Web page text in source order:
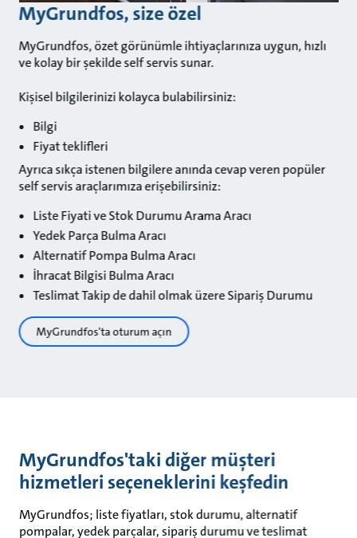
MyGrundfos, size özel
MyGrundfos, özet görünümle ihtiyaçlarınıza uygun, hızlı
ve kolay bir şekilde self servis sunar.
Kişisel bilgilerinizi kolayca bulabilirsiniz:
Bilgi
Fiyat teklifleri
Ayrıca sıkça istenen bilgilere anında cevap veren popüler
self servis araçlarımıza erişebilirsiniz:
Liste Fiyati ve Stok Durumu Arama Aracı
Yedek Parça Bulma Aracı
Alternatif Pompa Bulma Aracı
İhracat Bilgisi Bulma Aracı
Teslimat Takip de dahil olmak üzere Sipariş Durumu
MyGrundfos'ta oturum açın
MyGrundfos'taki diğer müşteri
hizmetleri seçeneklerini keşfedin
MyGrundfos; liste fiyatları, stok durumu, alternatif
pompalar, yedek parçalar, sipariş durumu ve teslimat